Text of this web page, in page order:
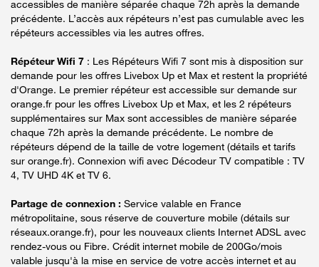
accessibles de manière séparée chaque 72h après la demande
précédente. L’accès aux répéteurs n’est pas cumulable avec les
répéteurs accessibles via les autres offres.
Répéteur Wifi 7 : Les Répéteurs Wifi 7 sont mis à disposition sur
demande pour les offres Livebox Up et Max et restent la propriété
d'Orange. Le premier répéteur est accessible sur demande sur
orange.fr pour les offres Livebox Up et Max, et les 2 répéteurs
supplémentaires sur Max sont accessibles de manière séparée
chaque 72h après la demande précédente. Le nombre de
répéteurs dépend de la taille de votre logement (détails et tarifs
sur orange.fr). Connexion wifi avec Décodeur TV compatible : TV
4, TV UHD 4K et TV 6.
Partage de connexion : Service valable en France
métropolitaine, sous réserve de couverture mobile (détails sur
réseaux.orange.fr), pour les nouveaux clients Internet ADSL avec
rendez-vous ou Fibre. Crédit internet mobile de 200Go/mois
valable jusqu'à la mise en service de votre accès internet et au